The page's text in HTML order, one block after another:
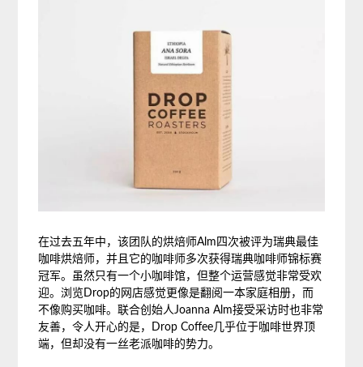
在过去五年中，该团队的烘焙师Alm四次被评为瑞典最佳
咖啡烘焙师，并且它的咖啡师多次获得瑞典咖啡师锦标赛
冠军。虽然只有一个小咖啡馆，但整个运营感觉非常受欢
迎。浏览Drop的网店感觉更像是翻阅一本家庭相册，而
不像购买咖啡。联合创始人Joanna Alm接受采访时也非常
友善，令人开心的是，Drop Coffee几乎位于咖啡世界顶
端，但却没有一丝老派咖啡的势力。